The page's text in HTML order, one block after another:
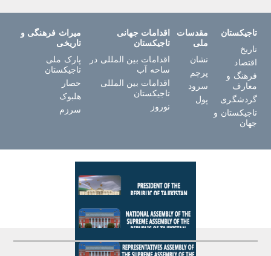
تاجیکستان
تاریخ
اقتصاد
فرهنگ و
معارف
گردشگری
تاجیکستان و
جهان
مقدسات
ملی
نشان
پرچم
سرود
پول
اقدامات جهانی
تاجیکستان
اقدامات بین المللی در
ساحه آب
اقدامات بین المللی
تاجیکستان
نوروز
میراث فرهنگی و
تاریخی
پارک ملی
تاجیکستان
حصار
هلبوک
سرزم